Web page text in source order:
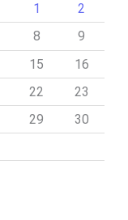
1
2
8
9
15
16
22
23
29
30